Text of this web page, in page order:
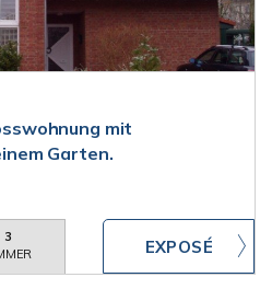
mit
Garten.
3